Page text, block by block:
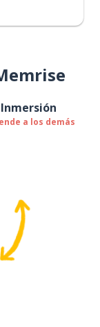
Inmersión
a los demás